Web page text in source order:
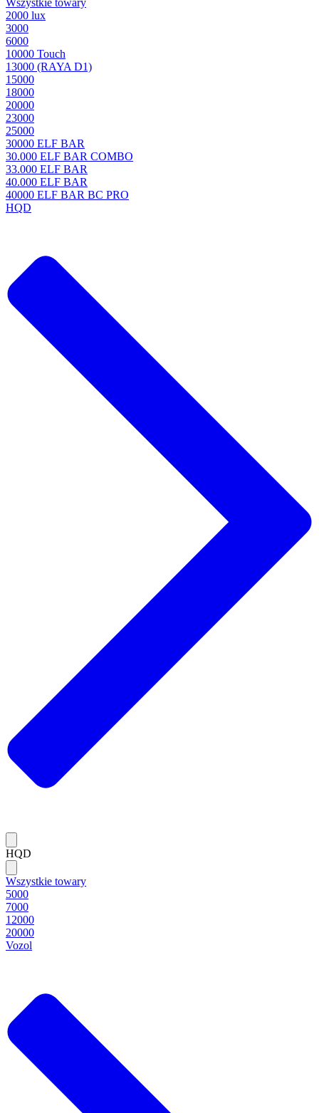
Wszystkie towary
2000 lux
3000
6000
10000 Touch
13000 (RAYA D1)
15000
18000
20000
23000
25000
30000 ELF BAR
30.000 ELF BAR COMBO
33.000 ELF BAR
40.000 ELF BAR
40000 ELF BAR BC PRO
HQD
HQD
Wszystkie towary
5000
7000
12000
20000
Vozol